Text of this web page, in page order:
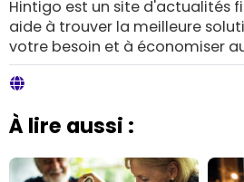
Hintigo est un site d'actualités
aide à trouver la meilleure
votre besoin et à économiser
À lire aussi :